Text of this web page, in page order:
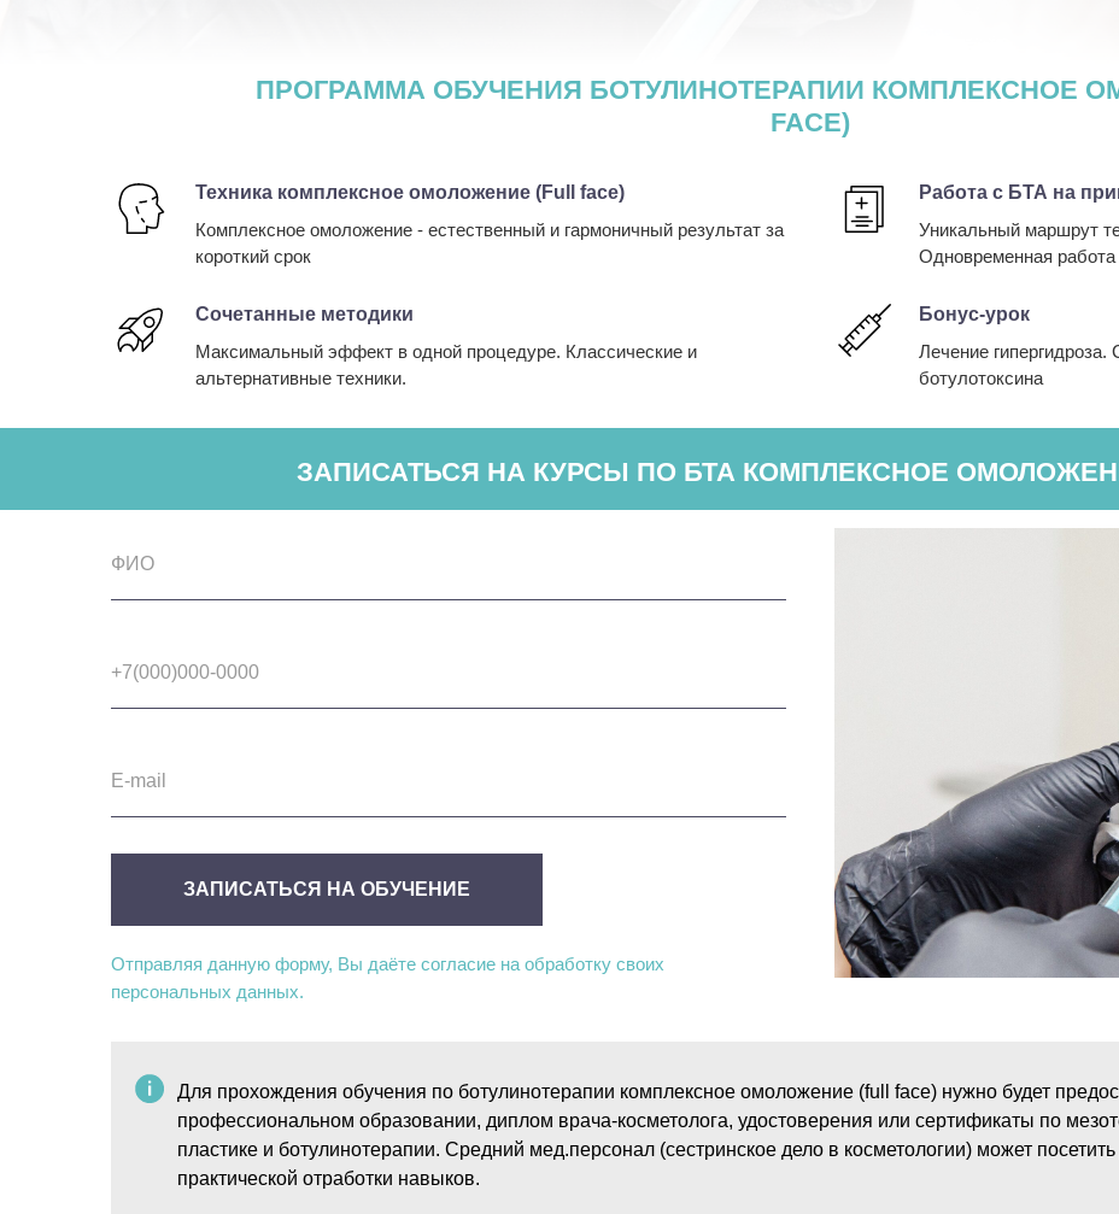
ПРОГРАММА ОБУЧЕНИЯ БОТУЛИНОТЕРАПИИ КОМПЛЕКСНОЕ
FACE)
Техника комплексное омоложение (Full face)
Комплексное омоложение - естественный и гармоничный результат за
короткий срок
Работа с БТА на
Уникальный маршрут
Одновременная
Сочетанные методики
Максимальный эффект в одной процедуре. Классические и
альтернативные техники.
Бонус-урок
Лечение
ботулотоксина
ЗАПИСАТЬСЯ НА КУРСЫ ПО БТА КОМПЛЕКСНОЕ
ЗАПИСАТЬСЯ НА ОБУЧЕНИЕ
Отправляя данную форму, Вы даёте согласие на обработку своих
персональных данных.
Для прохождения обучения по ботулинотерапии комплексное омоложение (full face) нужно будет
профессиональном образовании, диплом врача-косметолога, удостоверения или сертификаты по
пластике и ботулинотерапии. Средний мед.персонал (сестринское дело в косметологии) может
практической отработки навыков.